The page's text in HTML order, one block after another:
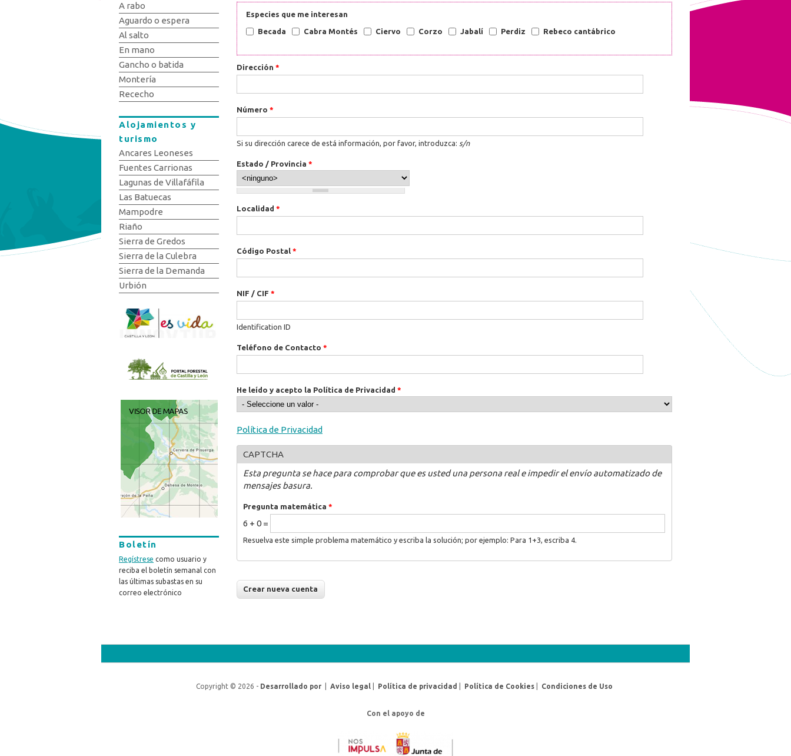
Especies que me interesan
Becada Cabra Montés Ciervo Corzo Jabalí Perdiz Rebeco cantábrico
Dirección *
Número *
Si su dirección carece de está información, por favor, introduzca: s/n
Estado / Provincia *
Localidad *
Código Postal *
NIF / CIF *
Identification ID
Teléfono de Contacto *
He leído y acepto la Política de Privacidad *
Política de Privacidad
CAPTCHA
Esta pregunta se hace para comprobar que es usted una persona real e impedir el envío automatizado de
mensajes basura.
Pregunta matemática *
6 + 0 =
Resuelva este simple problema matemático y escriba la solución; por ejemplo: Para 1+3, escriba 4.
A rabo
Aguardo o espera
Al salto
En mano
Gancho o batida
Montería
Rececho
Alojamientos y
turismo
Ancares Leoneses
Fuentes Carrionas
Lagunas de Villafáfila
Las Batuecas
Mampodre
Riaño
Sierra de Gredos
Sierra de la Culebra
Sierra de la Demanda
Urbión
Boletín
Regístrese como usuario y
reciba el boletín semanal con
las últimas subastas en su
correo electrónico
Copyright © 2026 - Desarrollado por| Aviso legal Política de privacidad Política de Cookies| Condiciones de Uso
Con el apoyo de